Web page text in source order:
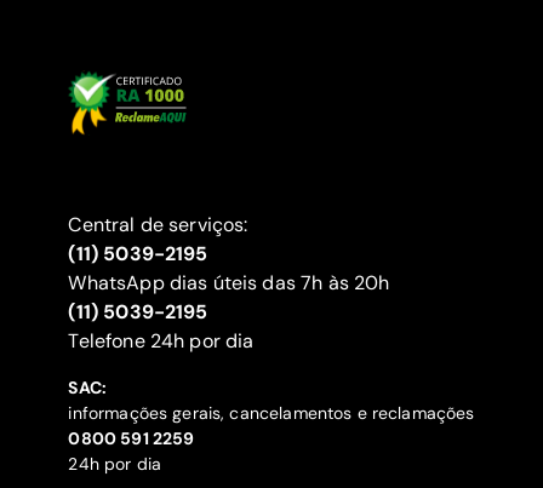
Central de serviços:
(11) 5039-2195
WhatsApp dias úteis das 7h às 20h
(11) 5039-2195
‍Telefone 24h por dia
SAC:
informações gerais, cancelamentos e reclamações
‍0800 591 2259
24h por dia